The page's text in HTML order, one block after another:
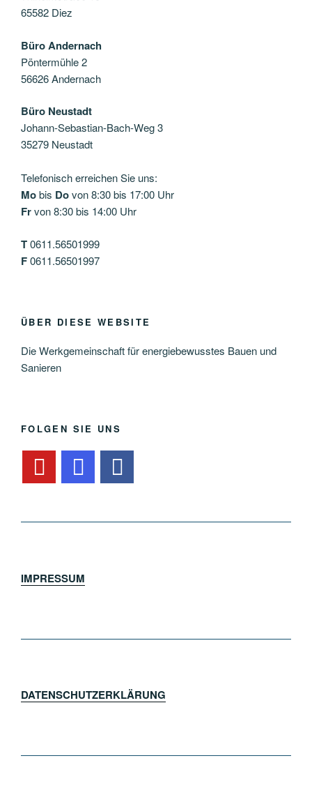
65582 Diez
Büro Andernach
Pöntermühle 2
56626 Andernach
Büro Neustadt
Johann-Sebastian-Bach-Weg 3
35279 Neustadt
Telefonisch erreichen Sie uns:
Mobis Dovon 8:30 bis 17:00 Uhr
Frvon 8:30 bis 14:00 Uhr
T0611.56501999
F0611.56501997
ÜBER DIESE WEBSITE
Die Werkgemeinschaft für energiebewusstes Bauen und
Sanieren
FOLGEN SIE UNS
IMPRESSUM
DATENSCHUTZERKLÄRUNG